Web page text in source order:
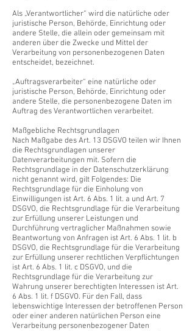
Als „Verantwortlicher“ wird die natürliche oder
juristische Person, Behörde, Einrichtung oder
andere Stelle, die allein oder gemeinsam mit
anderen über die Zwecke und Mittel der
Verarbeitung von personenbezogenen Daten
entscheidet, bezeichnet.
„Auftragsverarbeiter“ eine natürliche oder
juristische Person, Behörde, Einrichtung oder
andere Stelle, die personenbezogene Daten im
Auftrag des Verantwortlichen verarbeitet.
Maßgebliche Rechtsgrundlagen
Nach Maßgabe des Art. 13 DSGVO teilen wir Ihnen
die Rechtsgrundlagen unserer
Datenverarbeitungen mit. Sofern die
Rechtsgrundlage in der Datenschutzerklärung
nicht genannt wird, gilt Folgendes: Die
Rechtsgrundlage für die Einholung von
Einwilligungen ist Art. 6 Abs. 1 lit. a und Art. 7
DSGVO, die Rechtsgrundlage für die Verarbeitung
zur Erfüllung unserer Leistungen und
Durchführung vertraglicher Maßnahmen sowie
Beantwortung von Anfragen ist Art. 6 Abs. 1 lit. b
DSGVO, die Rechtsgrundlage für die Verarbeitung
zur Erfüllung unserer rechtlichen Verpflichtungen
ist Art. 6 Abs. 1 lit. c DSGVO, und die
Rechtsgrundlage für die Verarbeitung zur
Wahrung unserer berechtigten Interessen ist Art.
6 Abs. 1 lit. f DSGVO. Für den Fall, dass
lebenswichtige Interessen der betroffenen Person
oder einer anderen natürlichen Person eine
Verarbeitung personenbezogener Daten